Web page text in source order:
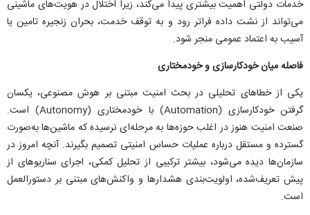
خدمات دولتی اهمیت بیشتری پیدا می‌کند، زیرا اختلال در هویت‌های ماشینی
می‌تواند از نشت داده فراتر رود و به توقف خدمت، بحران زنجیره تامین یا
آسیب به اعتماد عمومی منجر شود.
فاصله میان خودکارسازی و خودمختاری
یکی از خطا‌های تحلیلی در بحث امنیت مبتنی بر هوش مصنوعی، یکسان
گرفتن خودکارسازی (Automation) با خودمختاری (Autonomy) است.
صنعت امنیت هنوز در اغلب حوزه‌ها به مرحله‌ای نرسیده که ماشین‌ها به‌صورت
گسترده و مستقل درباره عملیات حساس امنیتی تصمیم بگیرند. آنچه امروز در
سازمان‌ها دیده می‌شود، بیشتر ترکیبی از تحلیل کمکی، اجرای سناریو‌های از
پیش تعریف‌شده، اولویت‌بندی هشدار‌ها و واکنش‌های مبتنی بر دستورالعمل
است.